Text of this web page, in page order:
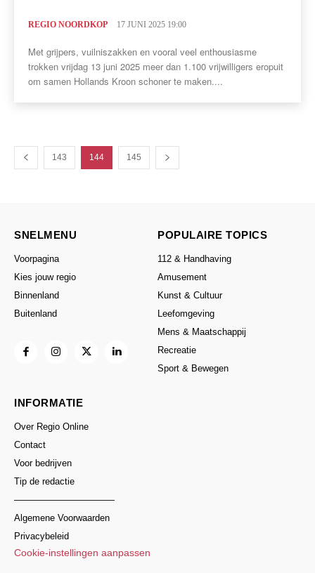
REGIO NOORDKOP 17 JUNI 2025 19:00
Met grijpers, vuilniszakken en vooral veel enthousiasme
trokken vrijdag 13 juni 2025 meer dan 1.100 vrijwilligers eropuit
om samen Hollands Kroon schoner te maken....
143 144 145
SNELMENU
Voorpagina
Kies jouw regio
Binnenland
Buitenland
POPULAIRE TOPICS
112 & Handhaving
Amusement
Kunst & Cultuur
Leefomgeving
Mens & Maatschappij
Recreatie
Sport & Bewegen
INFORMATIE
Over Regio Online
Contact
Voor bedrijven
Tip de redactie
———————————
Algemene Voorwaarden
Privacybeleid
Cookie-instellingen aanpassen